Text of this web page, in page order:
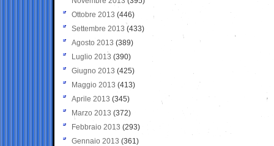
Ottobre 2013 (446)
Settembre 2013 (433)
Agosto 2013 (389)
Luglio 2013 (390)
Giugno 2013 (425)
Maggio 2013 (413)
Aprile 2013 (345)
Marzo 2013 (372)
Febbraio 2013 (293)
Gennaio 2013 (361)